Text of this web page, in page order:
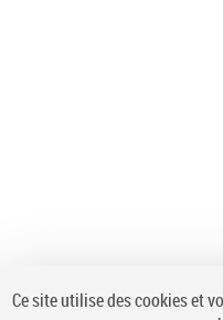
Ce site utilise des cookies et